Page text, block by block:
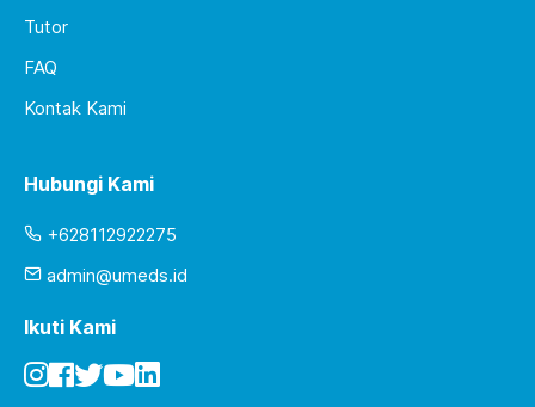
Tutor
FAQ
Kontak Kami
Hubungi Kami
+628112922275
admin@umeds.id
Ikuti Kami